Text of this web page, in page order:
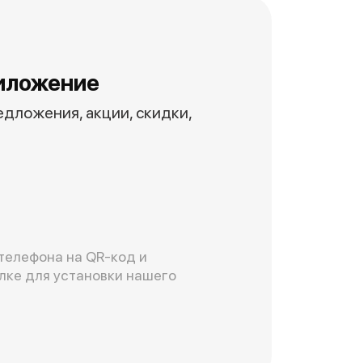
акции, скидки,
на QR-код и
для установки нашего